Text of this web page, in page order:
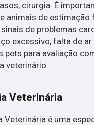
cirurgia. É
animais de estimação
de problemas
excessivo, falta de ar
pets para avaliação
veterinário.
Veterinária
Veterinária é uma